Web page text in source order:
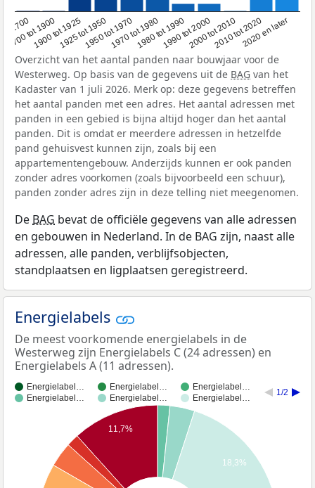
1700
1700 tot 1900
1900 tot 19251925 tot 19501950 tot 19701970 tot 19801980 tot 19901990 tot 20002000 tot 20102010 tot 20202020 en later
Overzicht van het aantal panden naar bouwjaar voor de
Westerweg. Op basis van de gegevens uit de BAG van het
Kadaster van 1 juli 2026. Merk op: deze gegevens betreffen
het aantal panden met een adres. Het aantal adressen met
panden in een gebied is bijna altijd hoger dan het aantal
panden. Dit is omdat er meerdere adressen in hetzelfde
pand gehuisvest kunnen zijn, zoals bij een
appartementengebouw. Anderzijds kunnen er ook panden
zonder adres voorkomen (zoals bijvoorbeeld een schuur),
panden zonder adres zijn in deze telling niet meegenomen.
De BAG bevat de officiële gegevens van alle adressen
en gebouwen in Nederland. In de BAG zijn, naast alle
adressen, alle panden, verblijfsobjecten,
standplaatsen en ligplaatsen geregistreerd.
Energielabels
De meest voorkomende energielabels in de
Westerweg zijn Energielabels C (24 adressen) en
Energielabels A (11 adressen).
Energielabel… Energielabel…
Energielabel…
Energielabel…
Energielabel… Energielabel…
1/2
18,3%
11,7%